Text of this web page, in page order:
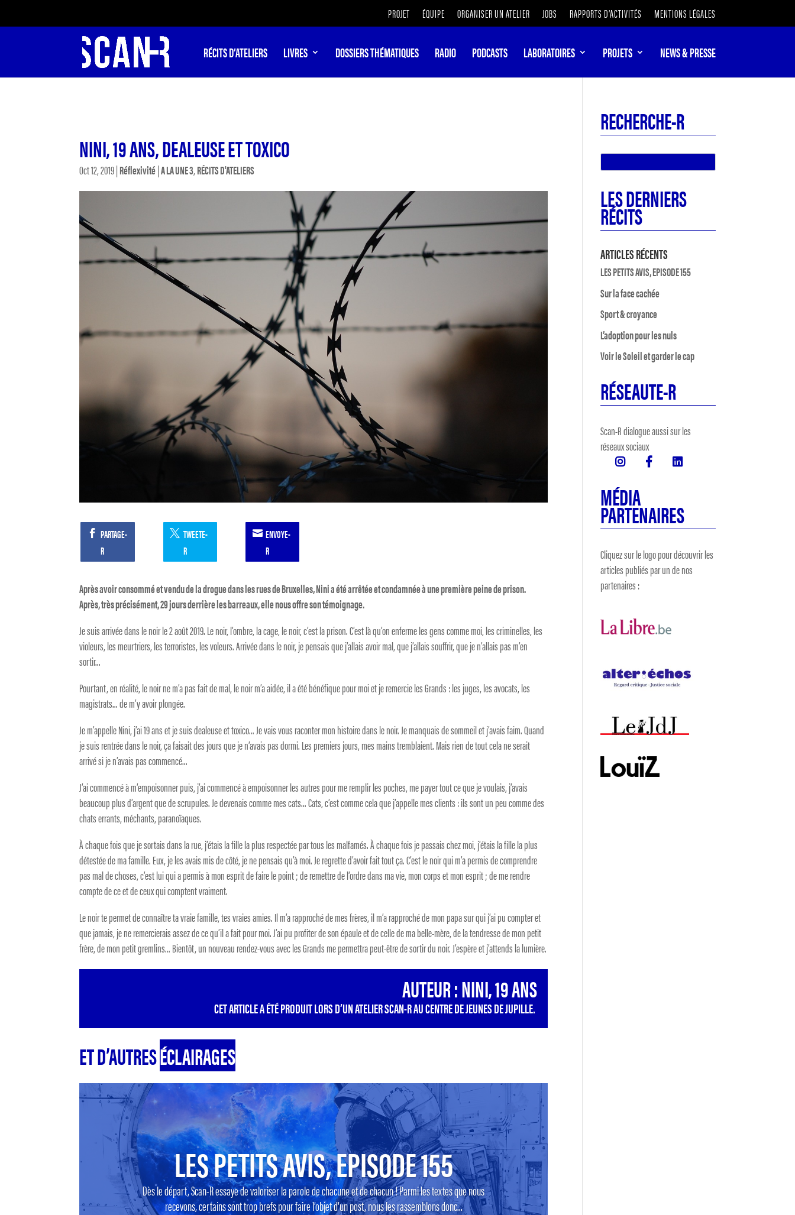
PROJET ÉQUIPE ORGANISER UN ATELIER JOBS RAPPORTS D’ACTIVITÉS MENTIONS LÉGALES
RÉCITS D’ATELIERS LIVRES DOSSIERS THÉMATIQUES RADIO PODCASTS LABORATOIRES PROJETS NEWS & PRESSE
NINI, 19 ANS, DEALEUSE ET TOXICO
Oct 12, 2019|Réflexivité|A LA UNE 3,RÉCITS D'ATELIERS
PARTAGE-
R
TWEETE-
R
ENVOYE-
R
Après avoir consommé et vendu de la drogue dans les rues de Bruxelles, Nini a été arrêtée et condamnée à une première peine de prison.
Après, très précisément, 29 jours derrière les barreaux, elle nous offre son témoignage.
Je suis arrivée dans le noir le 2 août 2019. Le noir, l’ombre, la cage, le noir, c’est la prison. C’est là qu’on enferme les gens comme moi, les criminelles, les
violeurs, les meurtriers, les terroristes, les voleurs. Arrivée dans le noir, je pensais que j’allais avoir mal, que j’allais souffrir, que je n’allais pas m’en
sortir…
Pourtant, en réalité, le noir ne m’a pas fait de mal, le noir m’a aidée, il a été bénéfique pour moi et je remercie les Grands : les juges, les avocats, les
magistrats… de m’y avoir plongée.
Je m’appelle Nini, j’ai 19 ans et je suis dealeuse et toxico… Je vais vous raconter mon histoire dans le noir. Je manquais de sommeil et j’avais faim. Quand
je suis rentrée dans le noir, ça faisait des jours que je n’avais pas dormi. Les premiers jours, mes mains tremblaient. Mais rien de tout cela ne serait
arrivé si je n’avais pas commencé…
J’ai commencé à m’empoisonner puis, j’ai commencé à empoisonner les autres pour me remplir les poches, me payer tout ce que je voulais, j’avais
beaucoup plus d’argent que de scrupules. Je devenais comme mes cats… Cats, c’est comme cela que j’appelle mes clients : ils sont un peu comme des
chats errants, méchants, paranoïaques.
À chaque fois que je sortais dans la rue, j’étais la fille la plus respectée par tous les malfamés. À chaque fois je passais chez moi, j’étais la fille la plus
détestée de ma famille. Eux, je les avais mis de côté, je ne pensais qu’à moi. Je regrette d’avoir fait tout ça. C’est le noir qui m’a permis de comprendre
pas mal de choses, c’est lui qui a permis à mon esprit de faire le point ; de remettre de l’ordre dans ma vie, mon corps et mon esprit ; de me rendre
compte de ce et de ceux qui comptent vraiment.
Le noir te permet de connaître ta vraie famille, tes vraies amies. Il m’a rapproché de mes frères, il m’a rapproché de mon papa sur qui j’ai pu compter et
que jamais, je ne remercierais assez de ce qu’il a fait pour moi. J’ai pu profiter de son épaule et de celle de ma belle-mère, de la tendresse de mon petit
frère, de mon petit gremlins… Bientôt, un nouveau rendez-vous avec les Grands me permettra peut-être de sortir du noir. J’espère et j’attends la lumière.
AUTEUR : NINI, 19 ANS
CET ARTICLE A ÉTÉ PRODUIT LORS D’UN ATELIER SCAN-R AUCENTRE DE JEUNES DE JUPILLE.
ET D’AUTRESÉCLAIRAGES
LES PETITS AVIS, EPISODE 155
Dès le départ, Scan-R essaye de valoriser la parole de chacune et de chacun ! Parmi les textes que nous
recevons, certains sont trop brefs pour faire l’objet d’un post, nous les rassemblons donc...
RECHERCHE-R
LES DERNIERS
RÉCITS
ARTICLES RÉCENTS
LES PETITS AVIS, EPISODE 155
Sur la face cachée
Sport & croyance
L’adoption pour les nuls
Voir le Soleil et garder le cap
RÉSEAUTE-R
Scan-R dialogue aussi sur les
réseaux sociaux
MÉDIA
PARTENAIRES
Cliquez sur le logo pour découvrir les
articles publiés par un de nos
partenaires :